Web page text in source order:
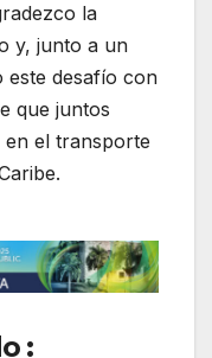
la
y, junto a un
este desafío con
que juntos
el transporte
: